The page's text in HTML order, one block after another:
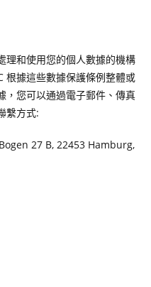
理和使用您的個人數據的機構
根據這些數據保護條例整體或
，您可以通過電子郵件、傳真
繫方式:
27 B, 22453 Hamburg,